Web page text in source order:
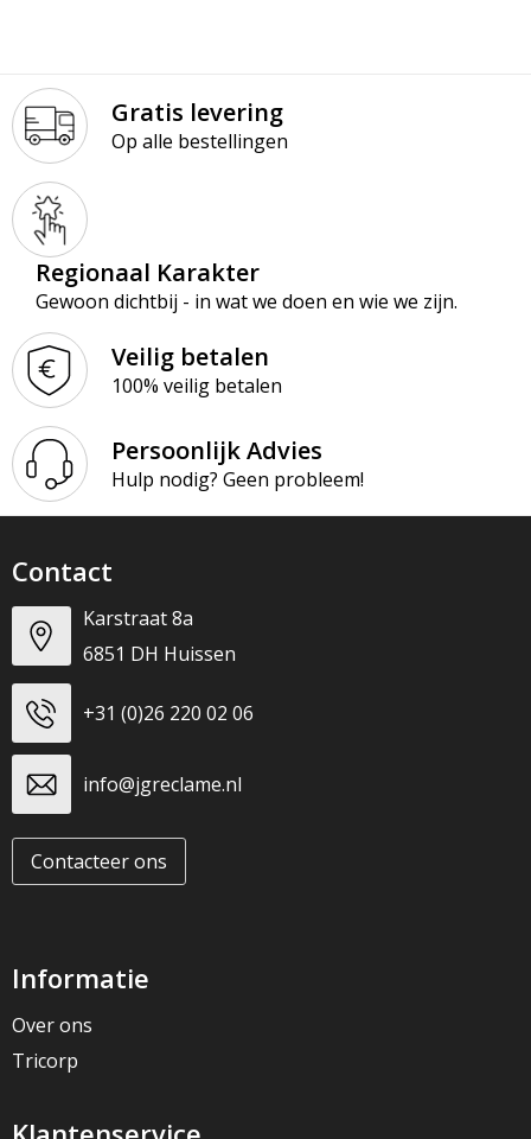
Gratis levering
Op alle bestellingen
Regionaal Karakter
Gewoon dichtbij - in wat we doen en wie we zijn.
Veilig betalen
100% veilig betalen
Persoonlijk Advies
Hulp nodig? Geen probleem!
Contact
Karstraat 8a
6851 DH Huissen
+31 (0)26 220 02 06
info@jgreclame.nl
Contacteer ons
Informatie
Over ons
Tricorp